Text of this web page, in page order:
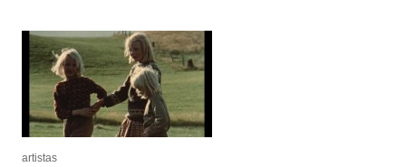
artistas
artistas